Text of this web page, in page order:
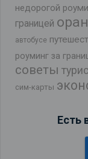
недорогой
границей
автобусе
роуминг за
советы
сим-карты
Есть